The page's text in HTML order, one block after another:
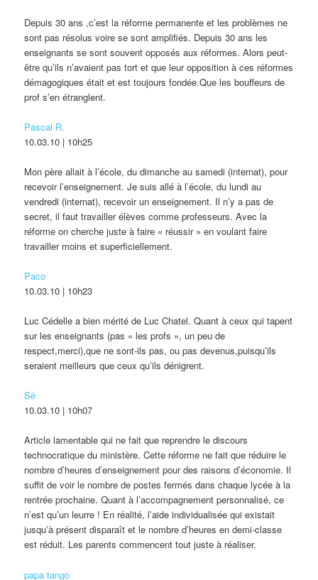
Depuis 30 ans ,c’est la réforme permanente et les problèmes ne
sont pas résolus voire se sont amplifiés. Depuis 30 ans les
enseignants se sont souvent opposés aux réformes. Alors peut-
être qu’ils n’avaient pas tort et que leur opposition à ces réformes
démagogiques était et est toujours fondée.Que les bouffeurs de
prof s’en étranglent.
Pascal R.
10.03.10 | 10h25
Mon père allait à l’école, du dimanche au samedi (internat), pour
recevoir l’enseignement. Je suis allé à l’école, du lundi au
vendredi (internat), recevoir un enseignement. Il n’y a pas de
secret, il faut travailler élèves comme professeurs. Avec la
réforme on cherche juste à faire « réussir » en voulant faire
travailler moins et superficiellement.
Paco
10.03.10 | 10h23
Luc Cédelle a bien mérité de Luc Chatel. Quant à ceux qui tapent
sur les enseignants (pas « les profs », un peu de
respect,merci),que ne sont-ils pas, ou pas devenus,puisqu’ils
seraient meilleurs que ceux qu’ils dénigrent.
Sé
10.03.10 | 10h07
Article lamentable qui ne fait que reprendre le discours
technocratique du ministère. Cette réforme ne fait que réduire le
nombre d’heures d’enseignement pour des raisons d’économie. Il
suffit de voir le nombre de postes fermés dans chaque lycée à la
rentrée prochaine. Quant à l’accompagnement personnalisé, ce
n’est qu’un leurre ! En réalité, l’aide individualisée qui existait
jusqu’à présent disparaît et le nombre d’heures en demi-classe
est réduit. Les parents commencent tout juste à réaliser.
papa tango